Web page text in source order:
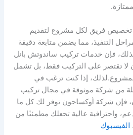
فريق لكل مشروع لتقديم
التنفيذ، مما يضمن متابعة دقيقة
لذلك، فإن خدمات تركيب ساندوتش بانل
تقتصر على التركيب فقط، بل تشمل
إذا كنت ترغب في
من شركة موثوقة في مجال تركيب
فإن شركة أوكساجون توفر لك كل ما
واحترافية عالية تجعلك مطمئنًا من
الفيسبوك